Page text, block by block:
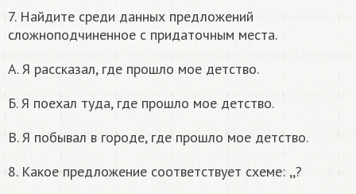
7. Найдите среди данных предложений
сложноподчиненное с придаточным места.
А. Я рассказал, где прошло мое детство.
Б. Я поехал туда, где прошло мое детство.
В. Я побывал в городе, где прошло мое детство.
8. Какое предложение соответствует схеме: ,,?